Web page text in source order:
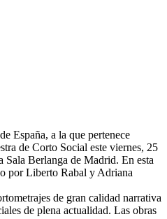
España, a la que pertenece
de Corto Social este viernes, 25
Sala Berlanga de Madrid. En esta
por Liberto Rabal y Adriana
de gran calidad narrativa
de plena actualidad. Las obras